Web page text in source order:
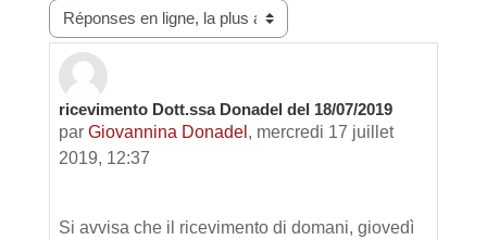
Type d’affichage
ricevimento Dott.ssa Donadel del 18/07/2019
par Giovannina Donadel , mercredi 17 juillet
2019, 12:37
Nombre de réponses : 0
Si avvisa che il ricevimento di domani, giovedì